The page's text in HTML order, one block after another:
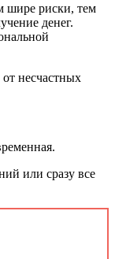
шире риски, тем
денег.
несчастных
или сразу все